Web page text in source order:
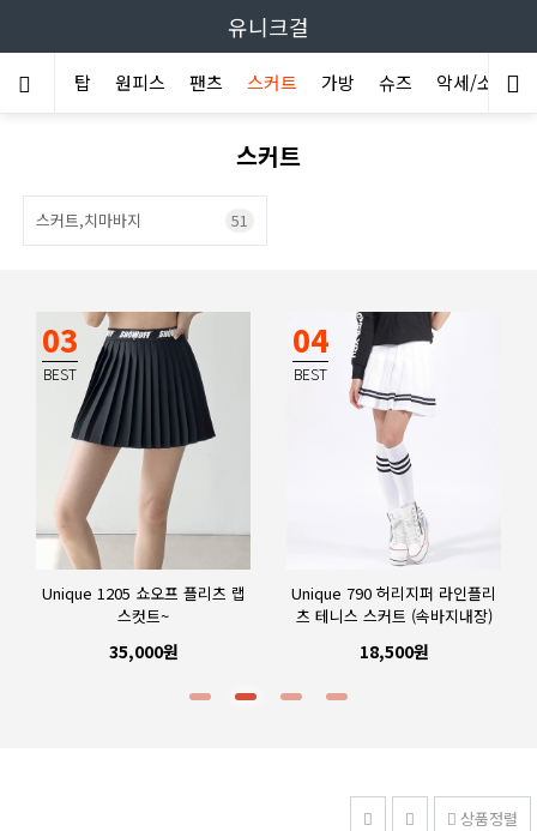
유니크걸
아우터 탑 원피스 팬츠 스커트 가방 슈즈 악세/소품/
스커트
스커트,치마바지 51
03
BEST
Unique 1205 쇼오프 플리츠 랩
스컷트~
35,000원
04
BEST
Unique 790 허리지퍼 라인플리
츠 테니스 스커트 (속바지내장)
18,500원
상품정렬